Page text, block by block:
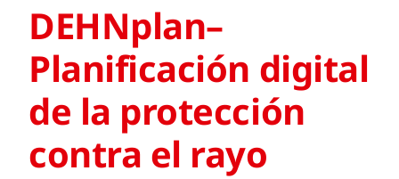
DEHNplan–
Planificación digital
de la protección
contra el rayo